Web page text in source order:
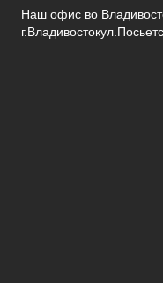
Наш офис во
г.Владивосток